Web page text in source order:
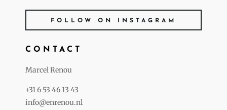
FOLLOW ON INSTAGRAM
CONTACT
Marcel Renou
+31 6 53 46 13 43
info@enrenou.nl